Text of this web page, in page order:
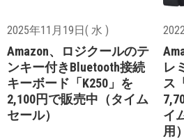
2025年11月19日( 水 )
Amazon、ロジクールのテ
ンキー付きBluetooth接続
キーボード「K250」を
2,100円で販売中（タイム
セール）
レ
ス
イ
用）